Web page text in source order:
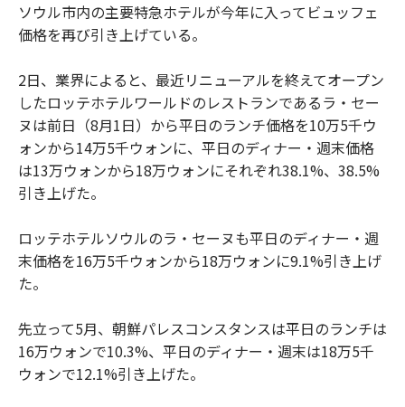
ソウル市内の主要特急ホテルが今年に入ってビュッフェ
価格を再び引き上げている。
2日、業界によると、最近リニューアルを終えてオープン
したロッテホテルワールドのレストランであるラ・セー
ヌは前日（8月1日）から平日のランチ価格を10万5千ウ
ォンから14万5千ウォンに、平日のディナー・週末価格
は13万ウォンから18万ウォンにそれぞれ38.1%、38.5%
引き上げた。
ロッテホテルソウルのラ・セーヌも平日のディナー・週
末価格を16万5千ウォンから18万ウォンに9.1%引き上げ
た。
先立って5月、朝鮮パレスコンスタンスは平日のランチは
16万ウォンで10.3%、平日のディナー・週末は18万5千
ウォンで12.1%引き上げた。